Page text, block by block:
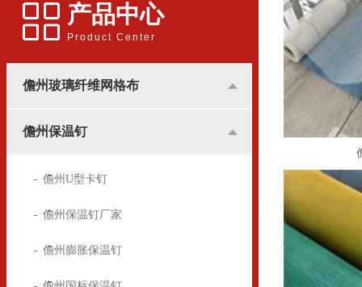
产品中心
Product Center
儋州玻璃纤维网格布
儋州保温钉
儋州U型卡钉
儋州保温钉厂家
儋州膨胀保温钉